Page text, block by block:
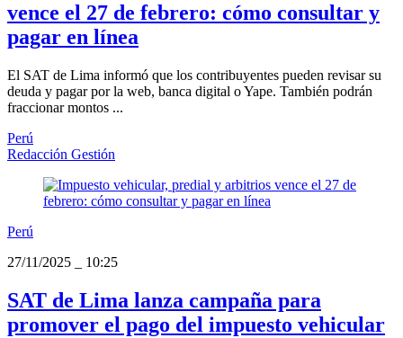
vence el 27 de febrero: cómo consultar y
pagar en línea
El SAT de Lima informó que los contribuyentes pueden revisar su
deuda y pagar por la web, banca digital o Yape. También podrán
fraccionar montos ...
Perú
Redacción Gestión
Perú
27/11/2025
10:25
SAT de Lima lanza campaña para
promover el pago del impuesto vehicular